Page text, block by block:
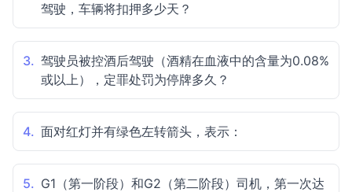
驾驶，车辆将扣押多少天？
3. 驾驶员被控酒后驾驶（酒精在血液中的含量为0.08%
或以上），定罪处罚为停牌多久？
4. 面对红灯并有绿色左转箭头，表示：
5. G1（第一阶段）和G2（第二阶段）司机，第一次达